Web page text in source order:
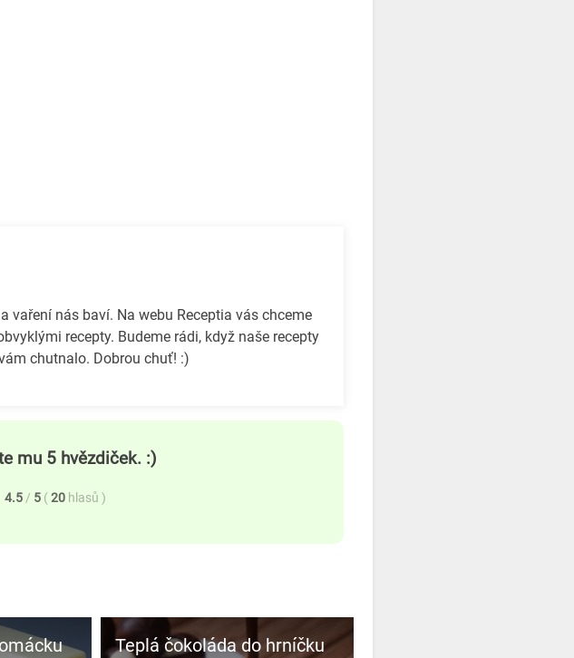
vaření nás baví. Na webu Receptia vás chceme
recepty. Budeme rádi, když naše recepty
chutnalo. Dobrou chuť! :)
mu 5 hvězdiček. :)
4.5/ 5 (20 hlasů )
Teplá čokoláda do hrníčku